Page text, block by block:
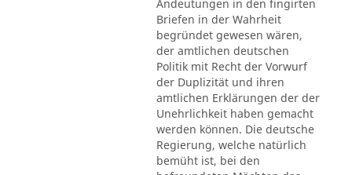
Andeutungen in den fingirten
Briefen in der Wahrheit
begründet gewesen wären,
der amtlichen deutschen
Politik mit Recht der Vorwurf
der Duplizität und ihren
amtlichen Erklärungen der der
Unehrlichkeit haben gemacht
werden können. Die deutsche
Regierung, welche natürlich
bemüht ist, bei den